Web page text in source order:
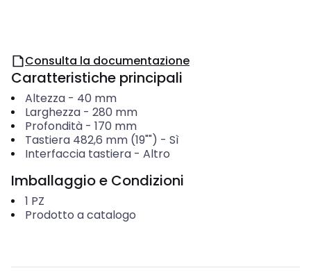
Consulta la documentazione
Caratteristiche principali
Altezza- 40 mm
Larghezza- 280 mm
Profondità- 170 mm
Tastiera 482,6 mm (19"") - Sì
Interfaccia tastiera- Altro
Imballaggio e Condizioni
1 PZ
Prodotto a catalogo